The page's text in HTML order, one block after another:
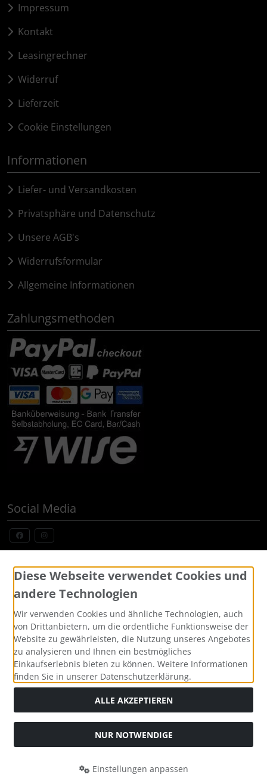
Impressum
Kontakt
Leasingrechner
Widerruf
Lieferzeit
Cookie Einstellungen
Informationen
Liefer- und Versandkosten
Privatsphäre und Datenschutz
Unsere AGB's
Widerrufsformular
Allgemeine Informationen
Zahlungsmethoden
Social Media
Widerrufsformular
Alle Preise inkl. gesetzl. MwSt. zzgl.Versandkosten. Die
bei Custom Made Bikes, Individuelle Fahrräder, Pinarello,
Custom Made Bikes, Individuelle Fahrräder, Pinarello, BMC,
Cervelo und mehr, sofort lieferbar © 2026 | Template © 2026
Diese Webseite verwendet Cookies und
andere Technologien
Wir verwenden Cookies und ähnliche Technologien, auch
von Drittanbietern, um die ordentliche Funktionsweise der
Website zu gewährleisten, die Nutzung unseres Angebotes
zu analysieren und Ihnen ein bestmögliches
Einkaufserlebnis bieten zu können. Weitere Informationen
finden Sie in unserer Datenschutzerklärung.
ALLE AKZEPTIEREN
NUR NOTWENDIGE
Einstellungen anpassen
tune
Ultradynamico
Vittoria
Voxom
Wilier Triestina
ZIPP